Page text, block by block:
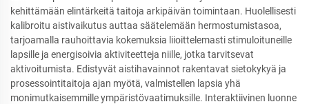
kehittämään elintärkeitä taitoja arkipäivän toimintaan. Huolellisesti
kalibroitu aistivaikutus auttaa säätelemään hermostumistasoa,
tarjoamalla rauhoittavia kokemuksia liioittelemasti stimuloituneille
lapsille ja energisoivia aktiviteetteja niille, jotka tarvitsevat
aktivoitumista. Edistyvät aistihavainnot rakentavat sietokykyä ja
prosessointitaitoja ajan myötä, valmistellen lapsia yhä
monimutkaisemmille ympäristövaatimuksille. Interaktiivinen luonne